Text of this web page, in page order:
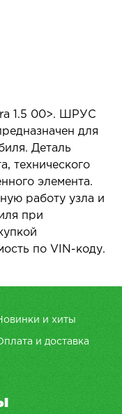
1.5 00>. ШРУС
для
Деталь
технического
элемента.
работу узла и
при
по VIN-коду.
и хиты
и доставка